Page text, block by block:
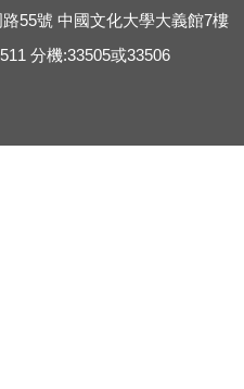
55號 中國文化大學大義館7樓
分機:33505或33506